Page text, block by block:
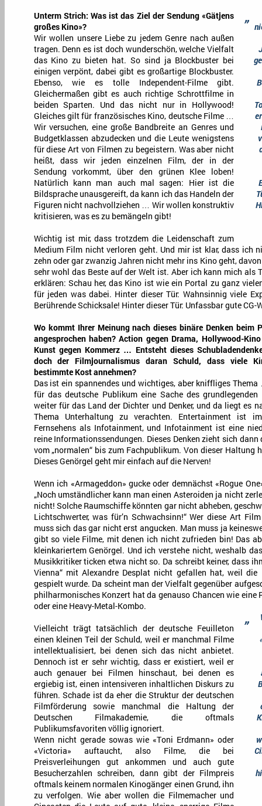
„
Unterm Strich: Was ist das Ziel der Sendung «Gätjens
großes Kino»?
Wir wollen unsere Liebe zu jedem Genre nach außen
tragen. Denn es ist doch wunderschön, welche Vielfalt
das Kino zu bieten hat. So sind ja Blockbuster bei
einigen verpönt, dabei gibt es großartige Blockbuster.
Ebenso, wie es tolle Independent-Filme gibt.
Gleichermaßen gibt es auch richtige Schrottfilme in
beiden Sparten. Und das nicht nur in Hollywood!
Gleiches gilt für französisches Kino, deutsche Filme …
Wir versuchen, eine große Bandbreite an Genres und
Budgetklassen abzudecken und die Leute wenigstens
für diese Art von Filmen zu begeistern. Was aber nicht
heißt, dass wir jeden einzelnen Film, der in der
Sendung vorkommt, über den grünen Klee loben!
Natürlich kann man auch mal sagen: Hier ist die
Bildsprache unausgereift, da kann ich das Handeln der
Figuren nicht nachvollziehen … Wir wollen konstruktiv
kritisieren, was es zu bemängeln gibt!
Wichtig ist mir, dass trotzdem die Leidenschaft zum
Medium Film nicht verloren geht. Und mir ist klar, dass ich
zehn oder gar zwanzig Jahren nicht mehr ins Kino geht,
sehr wohl das Beste auf der Welt ist. Aber ich kann mich als
erklären: Schau her, das Kino ist wie ein Portal zu ganz
für jeden was dabei. Hinter dieser Tür: Wahnsinnig viele
Berührende Schicksale! Hinter dieser Tür: Unfassbar gute CG-
Wo kommt Ihrer Meinung nach dieses binäre Denken beim
angesprochen haben? Action gegen Drama, Hollywood-
Kunst gegen Kommerz … Entsteht dieses
doch der Filmjournalismus daran Schuld, dass viele
bestimmte Kost annehmen?
Das ist ein spannendes und wichtiges, aber kniffliges
für das deutsche Publikum eine Sache des
weiter für das Land der Dichter und Denker, und da liegt es
Thema Unterhaltung zu verachten. Entertainment ist
Fernsehens als Infotainment, und Infotainment ist eine
reine Informationssendungen. Dieses Denken zieht sich
vom „normalen“ bis zum Fachpublikum. Von dieser Haltung
Dieses Genörgel geht mir einfach auf die Nerven!
Wenn ich «Armageddon» gucke oder demnächst «Rogue
„Noch umständlicher kann man einen Asteroiden ja nicht
nicht! Solche Raumschiffe könnten gar nicht abheben,
Lichtschwerter, was für’n Schwachsinn!“ Wer diese Art
muss sich das gar nicht erst angucken. Man muss ja
gibt so viele Filme, mit denen ich nicht zufrieden bin! Das
kleinkariertem Genörgel. Und ich verstehe nicht, weshalb
Musikkritiker ticken etwa nicht so. Da schreibt keiner, dass
Vienna“ mit Alexandre Desplat nicht gefallen hat, weil die
gespielt wurde. Da scheint man der Vielfalt gegenüber
philharmonisches Konzert hat da genauso Chancen wie eine
oder eine Heavy-Metal-Kombo.
„
Vielleicht trägt tatsächlich der deutsche Feuilleton
einen kleinen Teil der Schuld, weil er manchmal Filme
intellektualisiert, bei denen sich das nicht anbietet.
Dennoch ist er sehr wichtig, dass er existiert, weil er
auch genauer bei Filmen hinschaut, bei denen es
ergiebig ist, einen intensiveren inhaltlichen Diskurs zu
führen. Schade ist da eher die Struktur der deutschen
Filmförderung sowie manchmal die Haltung der
Deutschen Filmakademie, die oftmals
Publikumsfavoriten völlig ignoriert.
Wenn nicht gerade sowas wie «Toni Erdmann» oder
«Victoria» auftaucht, also Filme, die bei
Preisverleihungen gut ankommen und auch gute
Besucherzahlen schreiben, dann gibt der Filmpreis
oftmals keinem normalen Kinogänger einen Grund, ihn
zu verfolgen. Wie aber wollen die Filmemacher und